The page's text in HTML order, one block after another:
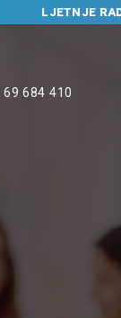
LJETNJE
69 684 410